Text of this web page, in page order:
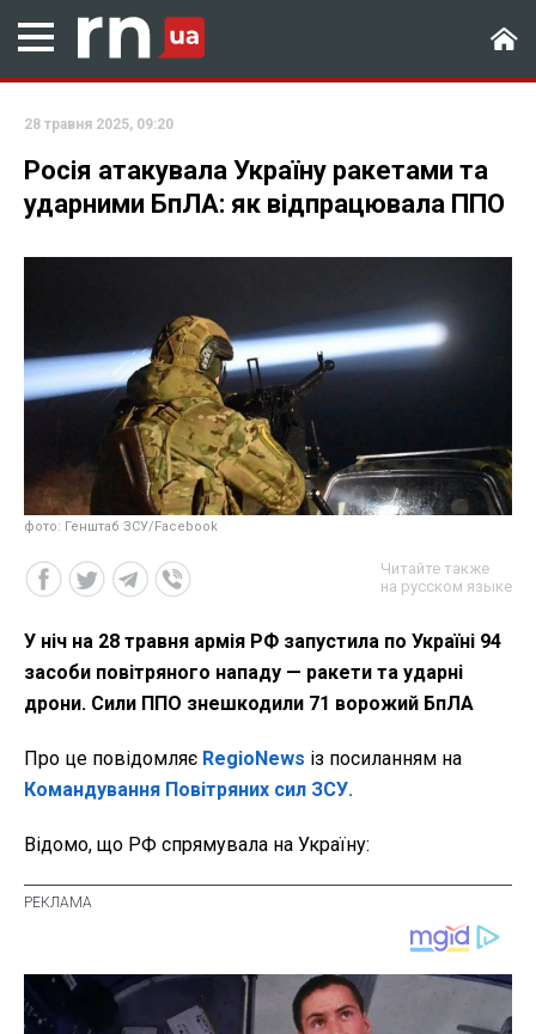
28 травня 2025, 09:20
Росія атакувала Україну ракетами та
ударними БпЛА: як відпрацювала ППО
фото: Генштаб ЗСУ/Facebook
Читайте также
на русском языке
У ніч на 28 травня армія РФ запустила по Україні 94
засоби повітряного нападу — ракети та ударні
дрони. Сили ППО знешкодили 71 ворожий БпЛА
Про це повідомляє RegioNews із посиланням на
Командування Повітряних сил ЗСУ.
Відомо, що РФ спрямувала на Україну: